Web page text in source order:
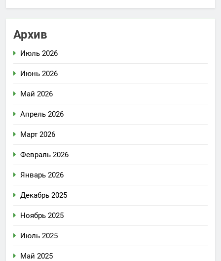
Архив
Июль 2026
Июнь 2026
Май 2026
Апрель 2026
Март 2026
Февраль 2026
Январь 2026
Декабрь 2025
Ноябрь 2025
Июль 2025
Май 2025